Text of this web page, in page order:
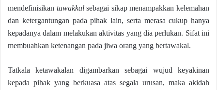
mendefinisikan tawakkalsebagai sikap menampakkan kelemahan
dan ketergantungan pada pihak lain, serta merasa cukup hanya
kepadanya dalam melakukan aktivitas yang dia perlukan. Sifat ini
membuahkan ketenangan pada jiwa orang yang bertawakal.
Tatkala ketawakalan digambarkan sebagai wujud keyakinan
kepada pihak yang berkuasa atas segala urusan, maka akidah